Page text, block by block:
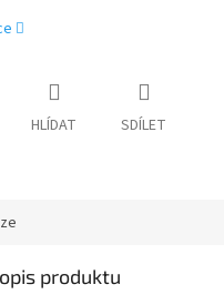
HLÍDAT SDÍLET
produktu